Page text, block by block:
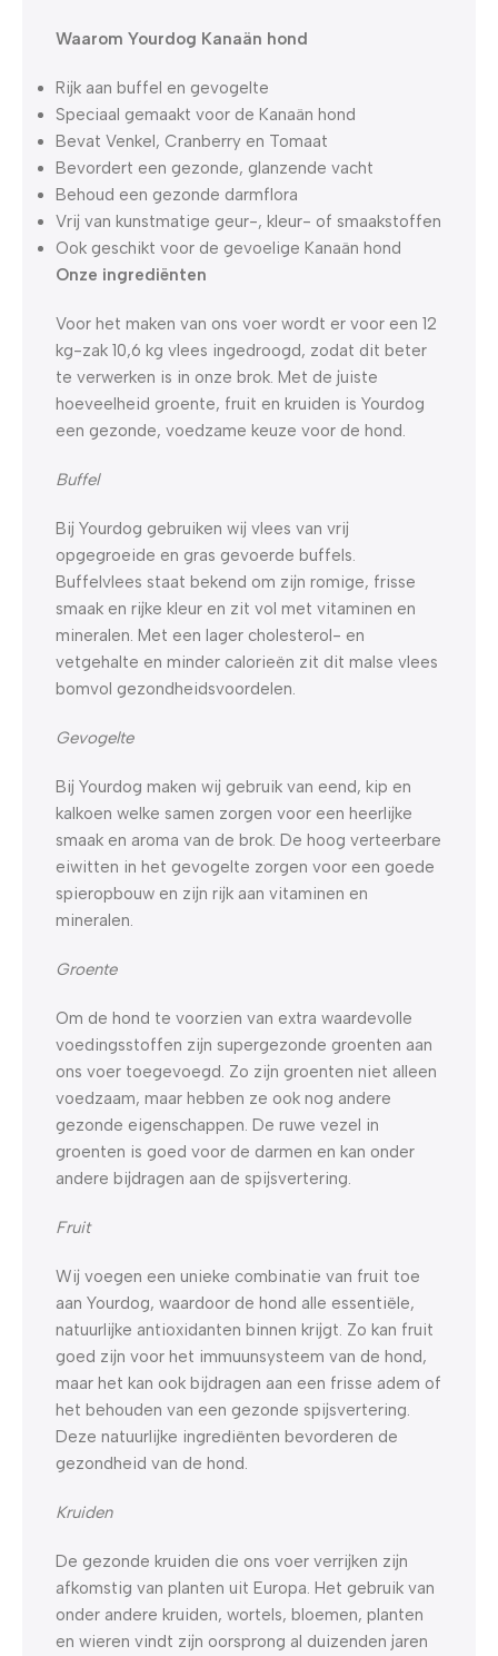
Waarom Yourdog Kanaän hond
Rijk aan buffel en gevogelte
Speciaal gemaakt voor de Kanaän hond
Bevat Venkel, Cranberry en Tomaat
Bevordert een gezonde, glanzende vacht
Behoud een gezonde darmflora
Vrij van kunstmatige geur-, kleur- of smaakstoffen
Ook geschikt voor de gevoelige Kanaän hond
Onze ingrediënten
Voor het maken van ons voer wordt er voor een 12
kg-zak 10,6 kg vlees ingedroogd, zodat dit beter
te verwerken is in onze brok. Met de juiste
hoeveelheid groente, fruit en kruiden is Yourdog
een gezonde, voedzame keuze voor de hond.
Buffel
Bij Yourdog gebruiken wij vlees van vrij
opgegroeide en gras gevoerde buffels.
Buffelvlees staat bekend om zijn romige, frisse
smaak en rijke kleur en zit vol met vitaminen en
mineralen. Met een lager cholesterol- en
vetgehalte en minder calorieën zit dit malse vlees
bomvol gezondheidsvoordelen.
Gevogelte
Bij Yourdog maken wij gebruik van eend, kip en
kalkoen welke samen zorgen voor een heerlijke
smaak en aroma van de brok. De hoog verteerbare
eiwitten in het gevogelte zorgen voor een goede
spieropbouw en zijn rijk aan vitaminen en
mineralen.
Groente
Om de hond te voorzien van extra waardevolle
voedingsstoffen zijn supergezonde groenten aan
ons voer toegevoegd. Zo zijn groenten niet alleen
voedzaam, maar hebben ze ook nog andere
gezonde eigenschappen. De ruwe vezel in
groenten is goed voor de darmen en kan onder
andere bijdragen aan de spijsvertering.
Fruit
Wij voegen een unieke combinatie van fruit toe
aan Yourdog, waardoor de hond alle essentiële,
natuurlijke antioxidanten binnen krijgt. Zo kan fruit
goed zijn voor het immuunsysteem van de hond,
maar het kan ook bijdragen aan een frisse adem of
het behouden van een gezonde spijsvertering.
Deze natuurlijke ingrediënten bevorderen de
gezondheid van de hond.
Kruiden
De gezonde kruiden die ons voer verrijken zijn
afkomstig van planten uit Europa. Het gebruik van
onder andere kruiden, wortels, bloemen, planten
en wieren vindt zijn oorsprong al duizenden jaren